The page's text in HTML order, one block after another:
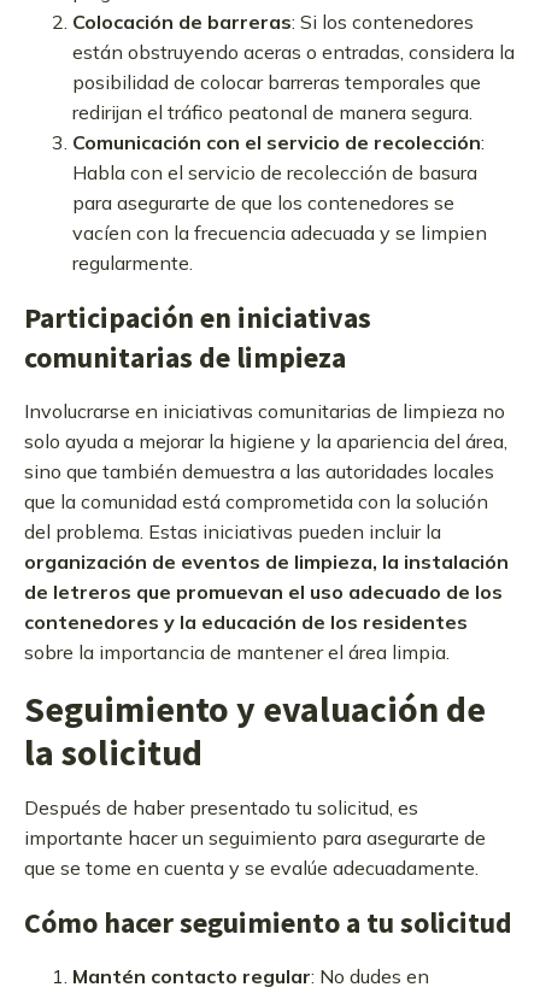
Colocación de barreras: Si los contenedores
están obstruyendo aceras o entradas, considera la
posibilidad de colocar barreras temporales que
redirijan el tráfico peatonal de manera segura.
Comunicación con el servicio de recolección:
Habla con el servicio de recolección de basura
para asegurarte de que los contenedores se
vacíen con la frecuencia adecuada y se limpien
regularmente.
Participación en iniciativas
comunitarias de limpieza
Involucrarse en iniciativas comunitarias de limpieza no
solo ayuda a mejorar la higiene y la apariencia del área,
sino que también demuestra a las autoridades locales
que la comunidad está comprometida con la solución
del problema. Estas iniciativas pueden incluir la
organización de eventos de limpieza, la instalación
de letreros que promuevan el uso adecuado de los
contenedores y la educación de los residentes
sobre la importancia de mantener el área limpia.
Seguimiento y evaluación de
la solicitud
Después de haber presentado tu solicitud, es
importante hacer un seguimiento para asegurarte de
que se tome en cuenta y se evalúe adecuadamente.
Cómo hacer seguimiento a tu solicitud
Mantén contacto regular: No dudes en